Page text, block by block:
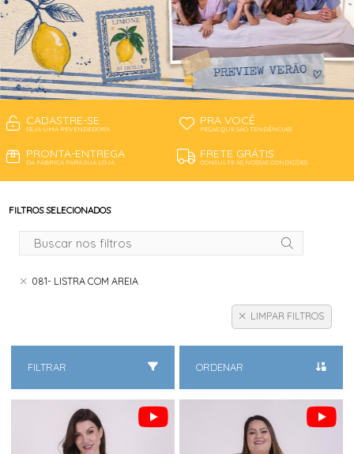
CADASTRE-SE
SEJA UMA REVENDEDORA
PRA VOCÊ
PEÇAS QUE SÃO TENDÊNCIAS!
PRONTA-ENTREGA
DA FÁBRICA PARA SUA LOJA
FRETE GRÁTIS
CONSULTE AS NOSSAS CONDIÇÕES
FILTROS SELECIONADOS
081- LISTRA COM AREIA
LIMPAR FILTROS
FILTRAR ORDENAR